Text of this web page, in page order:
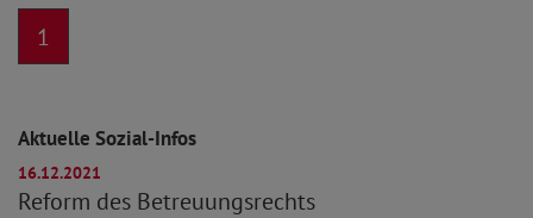
1
Aktuelle Sozial-Infos
16.12.2021
Reform des Betreuungsrechts